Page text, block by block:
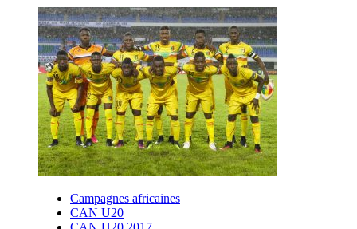
Campagnes africaines
CAN U20